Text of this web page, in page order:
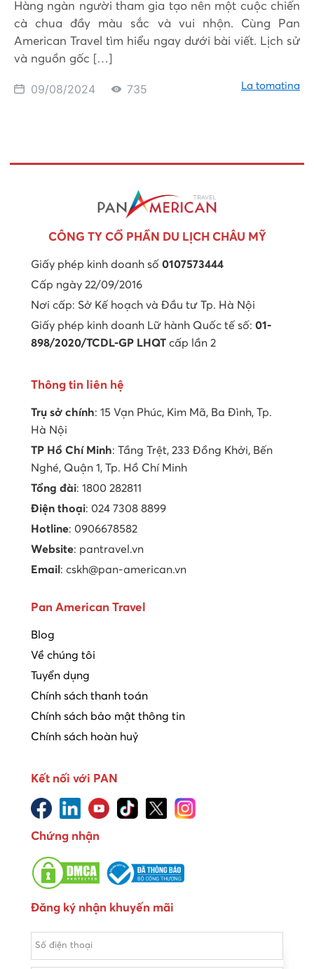
Hàng ngàn người tham gia tạo nên một cuộc chiến
cà chua đầy màu sắc và vui nhộn. Cùng Pan
American Travel tìm hiểu ngay dưới bài viết. Lịch sử
và nguồn gốc […]
09/08/2024 735 La tomatina
CÔNG TY CỔ PHẦN DU LỊCH CHÂU MỸ
Giấy phép kinh doanh số 0107573444
Cấp ngày 22/09/2016
Nơi cấp: Sở Kế hoạch và Đầu tư Tp. Hà Nội
Giấy phép kinh doanh Lữ hành Quốc tế số: 01-
898/2020/TCDL-GP LHQT cấp lần 2
Thông tin liên hệ
Trụ sở chính: 15 Vạn Phúc, Kim Mã, Ba Đình, Tp.
Hà Nội
TP Hồ Chí Minh: Tầng Trệt, 233 Đồng Khởi, Bến
Nghé, Quận 1, Tp. Hồ Chí Minh
Tổng đài: 1800 282811
Điện thoại: 024 7308 8899
Hotline: 0906678582
Website: pantravel.vn
Email : cskh@pan-american.vn
Pan American Travel
Blog
Về chúng tôi
Tuyển dụng
Chính sách thanh toán
Chính sách bảo mật thông tin
Chính sách hoàn huỷ
Kết nối với PAN
Chứng nhận
Đăng ký nhận khuyến mãi